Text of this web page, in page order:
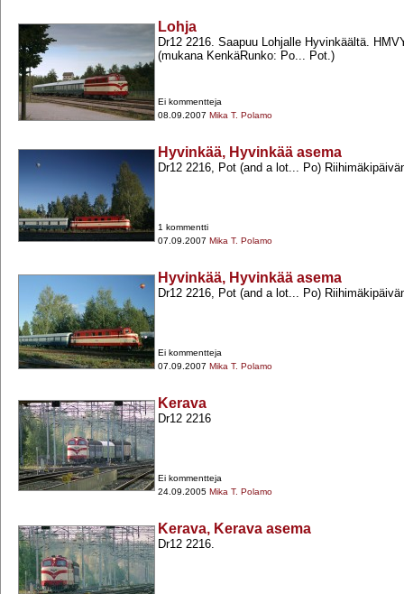
Lohja
Dr12 2216. Saapuu Lohjalle Hyvinkäältä.
(mukana KenkäRunko: Po... Pot.)
Ei kommentteja
08.09.2007 Mika T. Polamo
Hyvinkää, Hyvinkää asema
Dr12 2216, Pot (and a lot... Po)
1 kommentti
07.09.2007 Mika T. Polamo
Hyvinkää, Hyvinkää asema
Dr12 2216, Pot (and a lot... Po)
Ei kommentteja
07.09.2007 Mika T. Polamo
Kerava
Dr12 2216
Ei kommentteja
24.09.2005 Mika T. Polamo
Kerava, Kerava asema
Dr12 2216.